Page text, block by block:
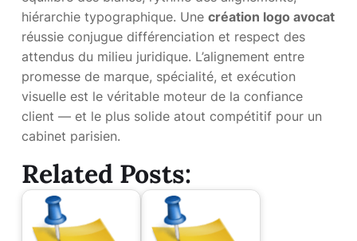
hiérarchie typographique. Une création logo avocat
réussie conjugue différenciation et respect des
attendus du milieu juridique. L’alignement entre
promesse de marque, spécialité, et exécution
visuelle est le véritable moteur de la confiance
client — et le plus solide atout compétitif pour un
cabinet parisien.
Related Posts: